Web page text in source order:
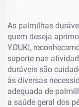
As palmilhas
quem deseja
YOUKI,
suporte nas
duráveis são
às diversas
adequada de
a saúde geral dos